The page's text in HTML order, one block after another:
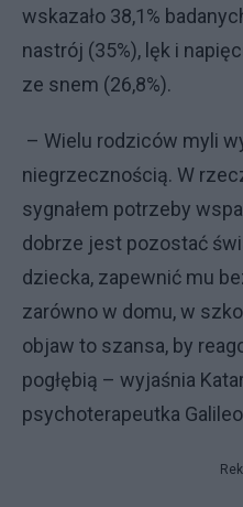
wskazało 38,1%
nastrój (35%), lęk i
ze snem (26,8%).
– Wielu rodziców myli
niegrzecznością. W
sygnałem potrzeby
dobrze jest pozostać
dziecka, zapewnić mu
zarówno w domu, w
objaw to szansa, by
pogłębią – wyjaśnia
psychoterapeutka